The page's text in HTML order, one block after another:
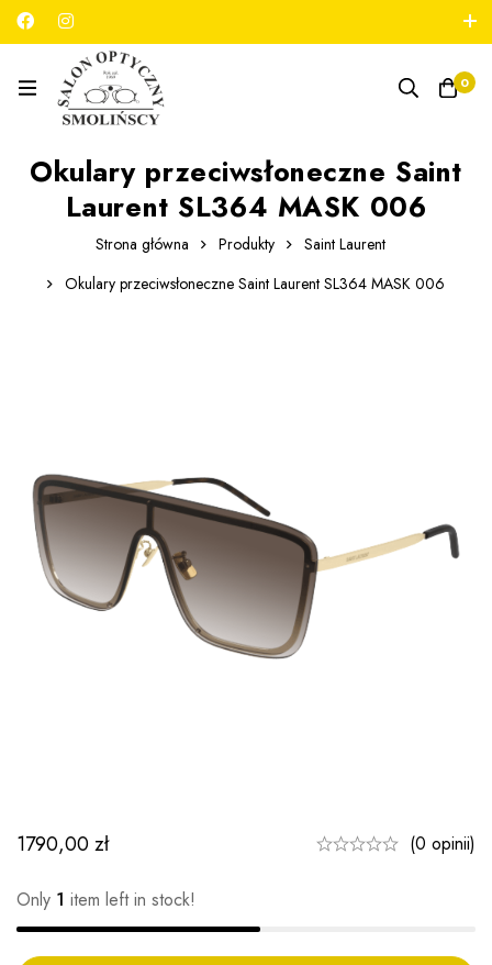
789 180 706
0
Okulary przeciwsłoneczne Saint
Laurent SL364 MASK 006
Strona główna Produkty
Saint Laurent
Okulary przeciwsłoneczne Saint Laurent SL364 MASK 006
1790,00zł (0 opinii)
Only 1 item left in stock!